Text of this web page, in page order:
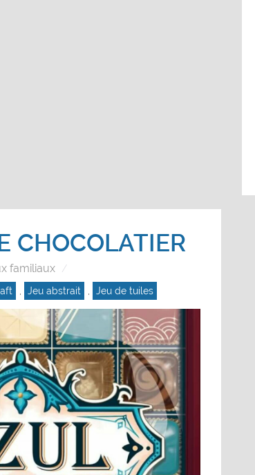
CHOCOLATIER
familiaux
Jeu abstrait Jeu de tuiles